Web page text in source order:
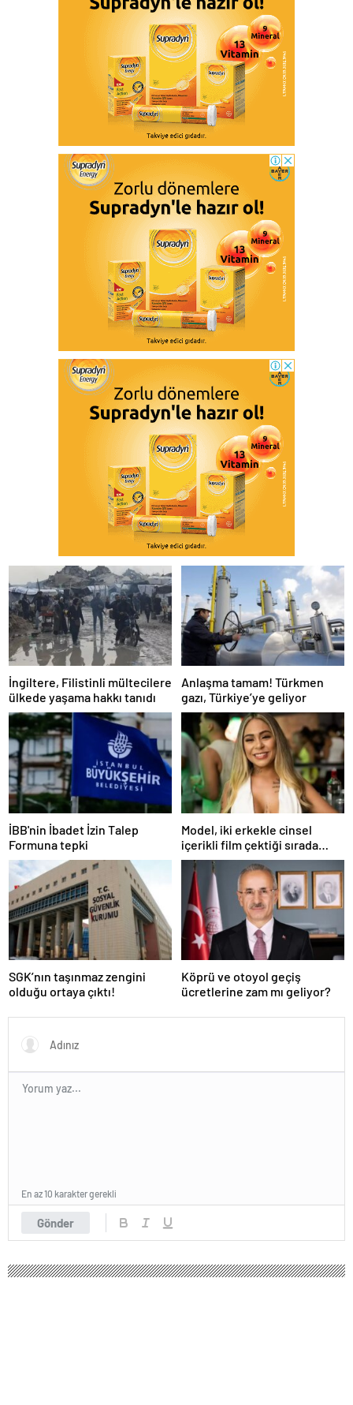
İngiltere, Filistinli mültecilere
ülkede yaşama hakkı tanıdı
Anlaşma tamam! Türkmen
gazı, Türkiye’ye geliyor
İBB'nin İbadet İzin Talep
Formuna tepki
Model, iki erkekle cinsel
içerikli film çektiği sırada
balkondan düşerek hayatını
kaybetti
SGK’nın taşınmaz zengini
olduğu ortaya çıktı!
Köprü ve otoyol geçiş
ücretlerine zam mı geliyor?
Gönder
En az 10 karakter gerekli